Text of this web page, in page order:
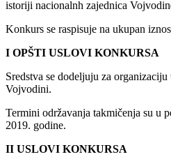
istoriji nacionalnh zajednica
Konkurs se raspisuje na ukupan
I OPŠTI USLOVI KONKURSA
Sredstva se dodeljuju za
Vojvodini.
Termini održavanja takmičenja su u
2019. godine.
II USLOVI KONKURSA